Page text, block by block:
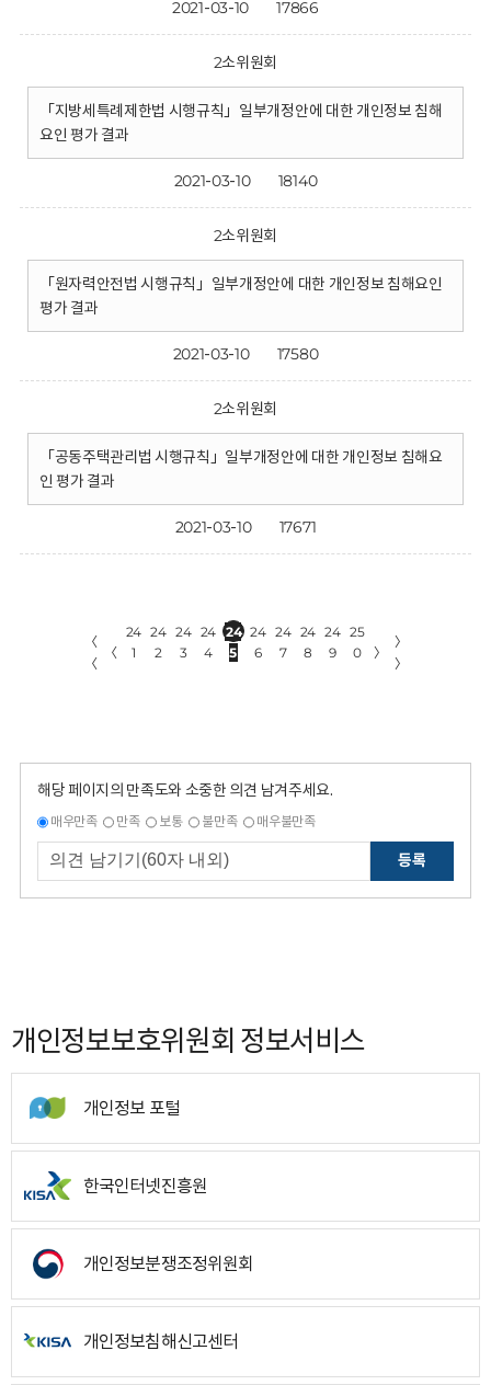
2021-03-10 17866
2소위원회
「지방세특례제한법 시행규칙」일부개정안에 대한 개인정보 침해
요인 평가 결과
2021-03-10 18140
2소위원회
「원자력안전법 시행규칙」일부개정안에 대한 개인정보 침해요인
평가 결과
2021-03-10 17580
2소위원회
「공동주택관리법 시행규칙」일부개정안에 대한 개인정보 침해요
인 평가 결과
2021-03-10 17671
〈
〈
〈
24
1
24
2
24
3
24
4
24
5
24
6
24
7
24
8
24
9
25
0
〉
〉
〉
해당 페이지의 만족도와 소중한 의견 남겨주세요.
매우만족 만족 보통 불만족 매우불만족
등록
개인정보보호위원회 정보서비스
개인정보 포털
한국인터넷진흥원
개인정보분쟁조정위원회
개인정보침해신고센터